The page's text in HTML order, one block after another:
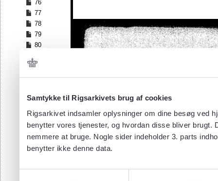
Samtykke til Rigsarkivets brug af cookies
Rigsarkivet indsamler oplysninger om dine besøg ved
benytter vores tjenester, og hvordan disse bliver
nemmere at bruge. Nogle sider indeholder 3. parts
benytter ikke denne data.
76
77
78
79
80
82
83
85
87
88
89
90